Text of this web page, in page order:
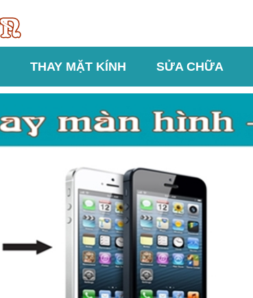
THAY MẶT KÍNH SỬA CHỮA